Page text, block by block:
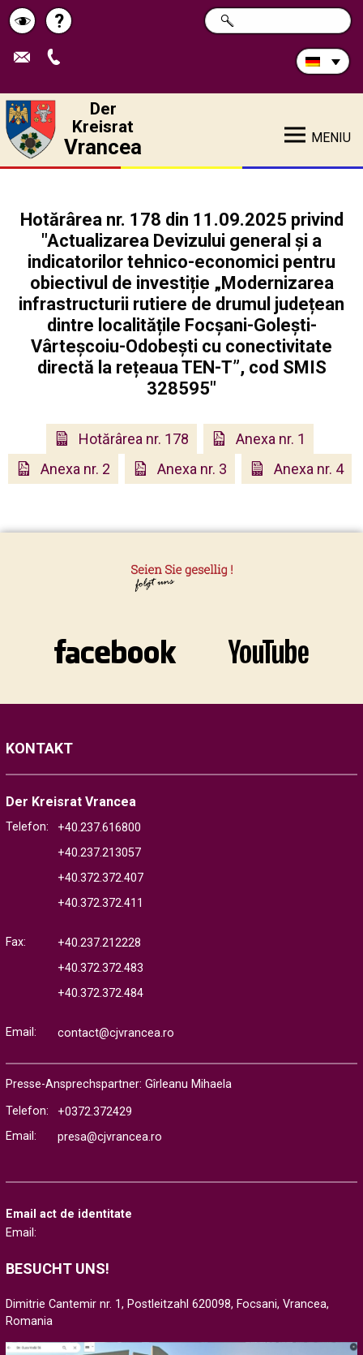
Schimbă
contrastul
Pagina
de
?
Durchsuchen
Sie
SUCHE
Der
Kreisrat
Vrancea MENIU
Hotărârea nr. 178 din 11.09.2025 privind
"Actualizarea Devizului general și a
indicatorilor tehnico-economici pentru
obiectivul de investiție „Modernizarea
infrastructurii rutiere de drumul județean
dintre localitățile Focșani-Golești-
Vârteșcoiu-Odobești cu conectivitate
directă la rețeaua TEN-T”, cod SMIS
328595"
Hotărârea nr. 178
Anexa nr. 1
Anexa nr. 2
Anexa nr. 3 Anexa nr. 4
KONTAKT
Der Kreisrat Vrancea
Telefon:
+40.237.616800
+40.237.213057
+40.372.372.407
+40.372.372.411
Fax:
+40.237.212228
+40.372.372.483
+40.372.372.484
Email: contact@cjvrancea.ro
Presse-Ansprechspartner: Gîrleanu Mihaela
Telefon:
+0372.372429
Email:
presa@cjvrancea.ro
Email act de identitate
Email:
BESUCHT UNS!
Dimitrie Cantemir nr. 1, Postleitzahl 620098, Focsani, Vrancea,
Romania